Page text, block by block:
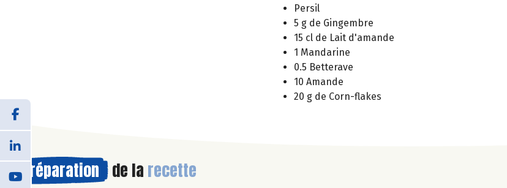
Persil
5 g de Gingembre
15 cl de Lait d'amande
1 Mandarine
0.5 Betterave
10 Amande
20 g de Corn-flakes
Préparation de la recette